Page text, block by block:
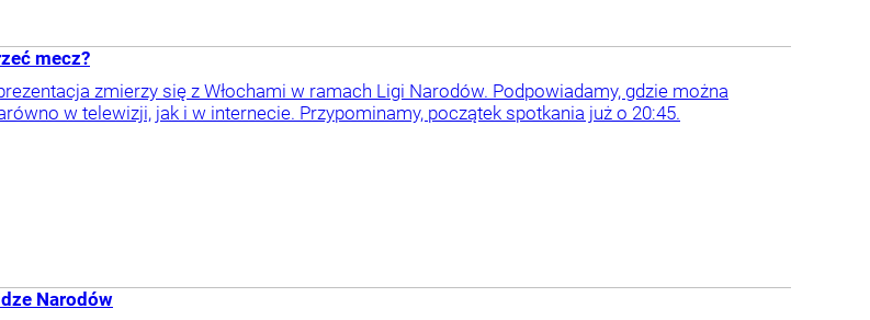
mecz?
zmierzy się z Włochami w ramach Ligi Narodów. Podpowiadamy, gdzie można
w telewizji, jak i w internecie. Przypominamy, początek spotkania już o 20:45.
Narodów